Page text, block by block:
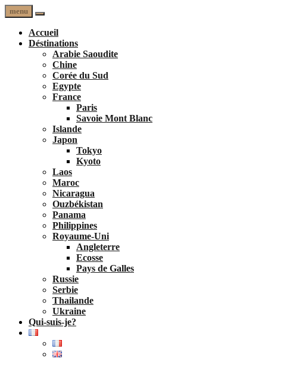
menu
Accueil
Déstinations
Arabie Saoudite
Chine
Corée du Sud
Egypte
France
Paris
Savoie Mont Blanc
Islande
Japon
Tokyo
Kyoto
Laos
Maroc
Nicaragua
Ouzbékistan
Panama
Philippines
Royaume-Uni
Angleterre
Ecosse
Pays de Galles
Russie
Serbie
Thailande
Ukraine
Qui-suis-je?